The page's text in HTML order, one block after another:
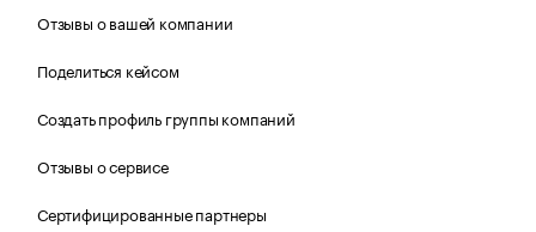
Отзывы о вашей компании
Поделиться кейсом
Создать профиль группы компаний
Отзывы о сервисе
Сертифицированные партнеры